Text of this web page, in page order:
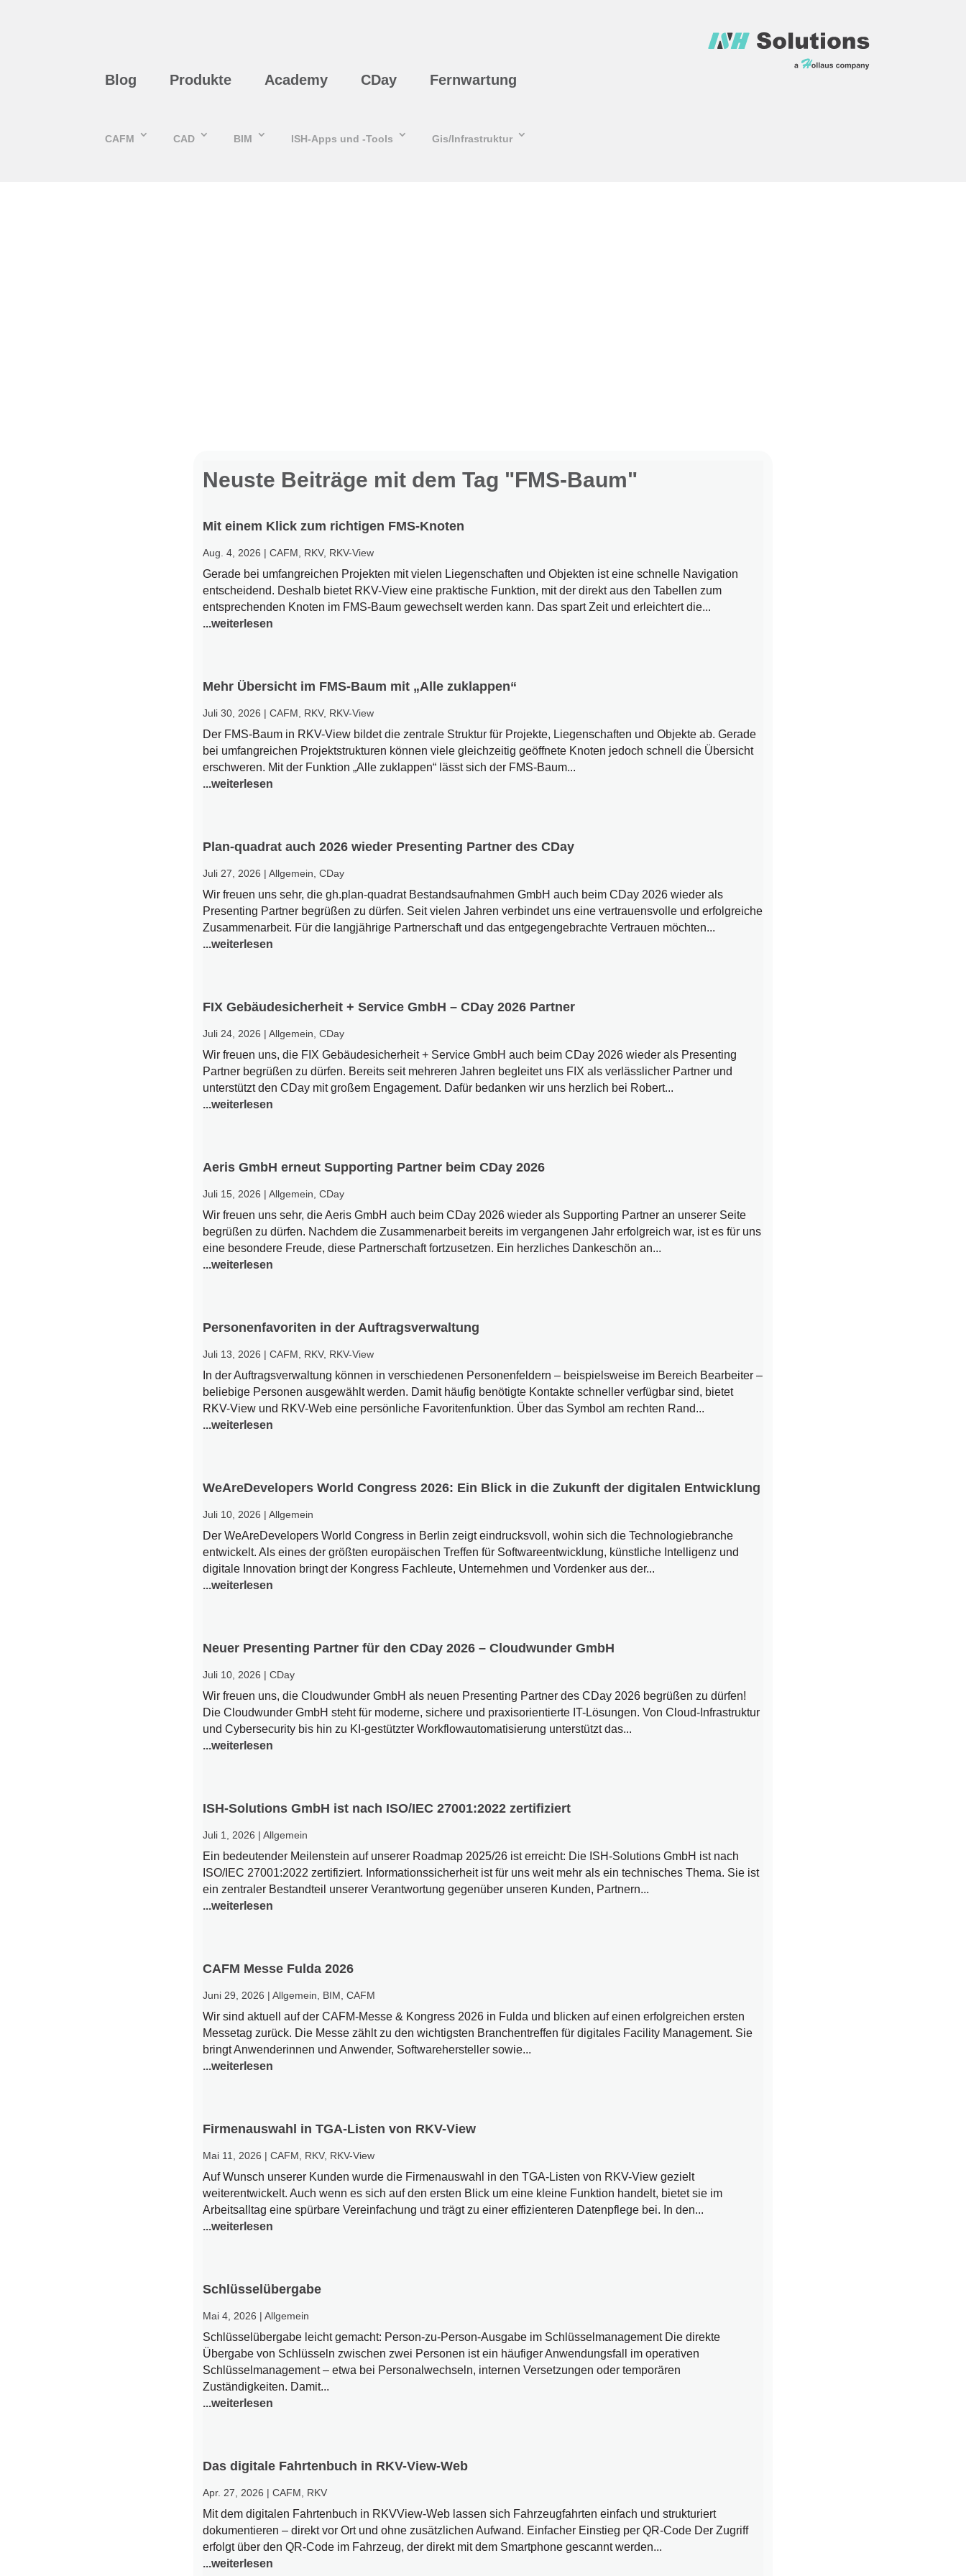
Blog Produkte Academy CDay Fernwartung
CAFM CAD BIM ISH-Apps und -Tools Gis/Infrastruktur
Neuste Beiträge mit dem Tag "FMS-Baum"
Mit einem Klick zum richtigen FMS-Knoten
Aug. 4, 2026 |CAFM, RKV, RKV-View
Gerade bei umfangreichen Projekten mit vielen Liegenschaften und Objekten ist eine schnelle Navigation
entscheidend. Deshalb bietet RKV-View eine praktische Funktion, mit der direkt aus den Tabellen zum
entsprechenden Knoten im FMS-Baum gewechselt werden kann. Das spart Zeit und erleichtert die...
...weiterlesen
Mehr Übersicht im FMS-Baum mit „Alle zuklappen“
Juli 30, 2026 |CAFM, RKV, RKV-View
Der FMS-Baum in RKV-View bildet die zentrale Struktur für Projekte, Liegenschaften und Objekte ab. Gerade
bei umfangreichen Projektstrukturen können viele gleichzeitig geöffnete Knoten jedoch schnell die Übersicht
erschweren. Mit der Funktion „Alle zuklappen“ lässt sich der FMS-Baum...
...weiterlesen
Plan-quadrat auch 2026 wieder Presenting Partner des CDay
Juli 27, 2026 |Allgemein,CDay
Wir freuen uns sehr, die gh.plan-quadrat Bestandsaufnahmen GmbH auch beim CDay 2026 wieder als
Presenting Partner begrüßen zu dürfen. Seit vielen Jahren verbindet uns eine vertrauensvolle und erfolgreiche
Zusammenarbeit. Für die langjährige Partnerschaft und das entgegengebrachte Vertrauen möchten...
...weiterlesen
FIX Gebäudesicherheit + Service GmbH – CDay 2026 Partner
Juli 24, 2026 |Allgemein,CDay
Wir freuen uns, die FIX Gebäudesicherheit + Service GmbH auch beim CDay 2026 wieder als Presenting
Partner begrüßen zu dürfen. Bereits seit mehreren Jahren begleitet uns FIX als verlässlicher Partner und
unterstützt den CDay mit großem Engagement. Dafür bedanken wir uns herzlich bei Robert...
...weiterlesen
Aeris GmbH erneut Supporting Partner beim CDay 2026
Juli 15, 2026 |Allgemein,CDay
Wir freuen uns sehr, die Aeris GmbH auch beim CDay 2026 wieder als Supporting Partner an unserer Seite
begrüßen zu dürfen. Nachdem die Zusammenarbeit bereits im vergangenen Jahr erfolgreich war, ist es für uns
eine besondere Freude, diese Partnerschaft fortzusetzen. Ein herzliches Dankeschön an...
...weiterlesen
Personenfavoriten in der Auftragsverwaltung
Juli 13, 2026 |CAFM, RKV, RKV-View
In der Auftragsverwaltung können in verschiedenen Personenfeldern – beispielsweise im Bereich Bearbeiter –
beliebige Personen ausgewählt werden. Damit häufig benötigte Kontakte schneller verfügbar sind, bietet
RKV-View und RKV-Web eine persönliche Favoritenfunktion. Über das Symbol am rechten Rand...
...weiterlesen
WeAreDevelopers World Congress 2026: Ein Blick in die Zukunft der digitalen Entwicklung
Juli 10, 2026 |Allgemein
Der WeAreDevelopers World Congress in Berlin zeigt eindrucksvoll, wohin sich die Technologiebranche
entwickelt. Als eines der größten europäischen Treffen für Softwareentwicklung, künstliche Intelligenz und
digitale Innovation bringt der Kongress Fachleute, Unternehmen und Vordenker aus der...
...weiterlesen
Neuer Presenting Partner für den CDay 2026 – Cloudwunder GmbH
Juli 10, 2026 |CDay
Wir freuen uns, die Cloudwunder GmbH als neuen Presenting Partner des CDay 2026 begrüßen zu dürfen!
Die Cloudwunder GmbH steht für moderne, sichere und praxisorientierte IT-Lösungen. Von Cloud-Infrastruktur
und Cybersecurity bis hin zu KI-gestützter Workflowautomatisierung unterstützt das...
...weiterlesen
ISH-Solutions GmbH ist nach ISO/IEC 27001:2022 zertifiziert
Juli 1, 2026 |Allgemein
Ein bedeutender Meilenstein auf unserer Roadmap 2025/26 ist erreicht: Die ISH-Solutions GmbH ist nach
ISO/IEC 27001:2022 zertifiziert. Informationssicherheit ist für uns weit mehr als ein technisches Thema. Sie ist
ein zentraler Bestandteil unserer Verantwortung gegenüber unseren Kunden, Partnern...
...weiterlesen
CAFM Messe Fulda 2026
Juni 29, 2026 |Allgemein, BIM,CAFM
Wir sind aktuell auf der CAFM-Messe & Kongress 2026 in Fulda und blicken auf einen erfolgreichen ersten
Messetag zurück. Die Messe zählt zu den wichtigsten Branchentreffen für digitales Facility Management. Sie
bringt Anwenderinnen und Anwender, Softwarehersteller sowie...
...weiterlesen
Firmenauswahl in TGA-Listen von RKV-View
Mai 11, 2026 |CAFM, RKV, RKV-View
Auf Wunsch unserer Kunden wurde die Firmenauswahl in den TGA-Listen von RKV-View gezielt
weiterentwickelt. Auch wenn es sich auf den ersten Blick um eine kleine Funktion handelt, bietet sie im
Arbeitsalltag eine spürbare Vereinfachung und trägt zu einer effizienteren Datenpflege bei. In den...
...weiterlesen
Schlüsselübergabe
Mai 4, 2026 |Allgemein
Schlüsselübergabe leicht gemacht: Person-zu-Person-Ausgabe im Schlüsselmanagement Die direkte
Übergabe von Schlüsseln zwischen zwei Personen ist ein häufiger Anwendungsfall im operativen
Schlüsselmanagement – etwa bei Personalwechseln, internen Versetzungen oder temporären
Zuständigkeiten. Damit...
...weiterlesen
Das digitale Fahrtenbuch in RKV-View-Web
Apr. 27, 2026 |CAFM, RKV
Mit dem digitalen Fahrtenbuch in RKVView-Web lassen sich Fahrzeugfahrten einfach und strukturiert
dokumentieren – direkt vor Ort und ohne zusätzlichen Aufwand. Einfacher Einstieg per QR-Code Der Zugriff
erfolgt über den QR-Code im Fahrzeug, der direkt mit dem Smartphone gescannt werden...
...weiterlesen